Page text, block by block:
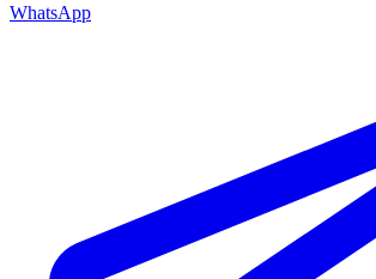
WhatsApp